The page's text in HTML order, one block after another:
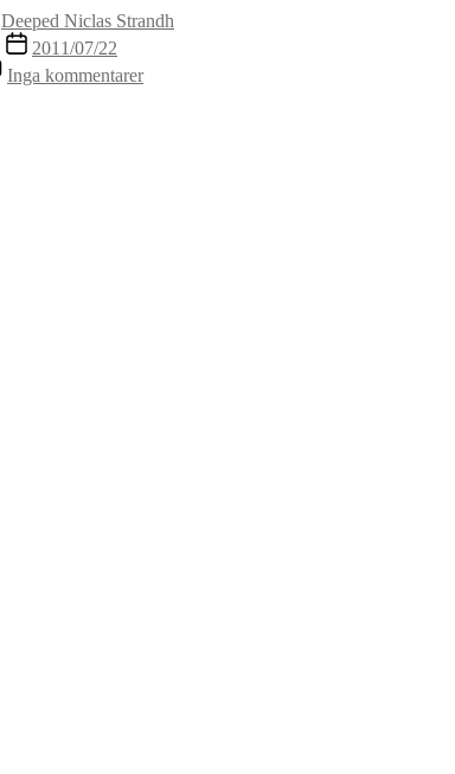
Deeped Niclas Strandh
Inläggsdatum
2011/07/22
Inga kommentarer